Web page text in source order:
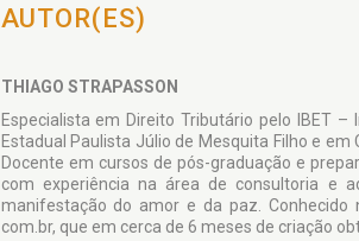
AUTOR(ES)
THIAGO STRAPASSON
Especialista em Direito Tributário pelo IBET
Estadual Paulista Júlio de Mesquita Filho e
Docente em cursos de pós-graduação e
com experiência na área de consultoria e
manifestação do amor e da paz.
com.br, que em cerca de 6 meses de criação